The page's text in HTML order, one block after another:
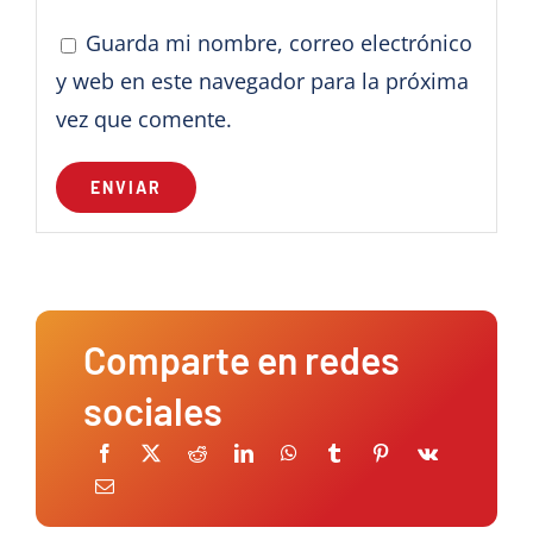
Guarda mi nombre, correo electrónico
y web en este navegador para la próxima
vez que comente.
Comparte en redes
sociales